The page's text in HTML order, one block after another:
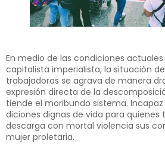
En medio de las condiciones
capita­lista imperialista, la situación
trabajadoras se agrava de manera
expre­sión directa de la
tiende el moribundo sistema.
diciones dignas de vida para quie­nes
descarga con mortal violencia sus
mujer proletaria.